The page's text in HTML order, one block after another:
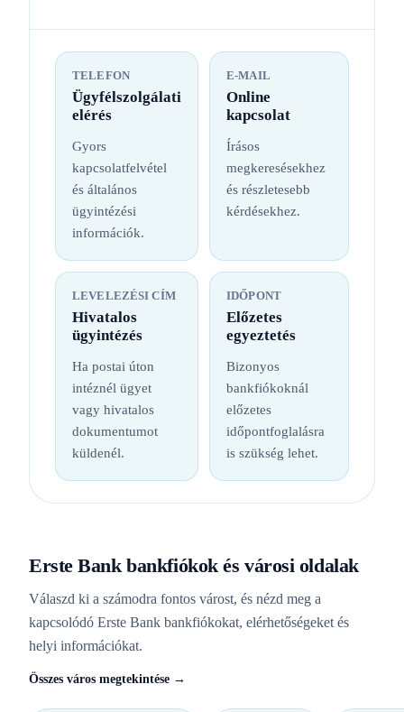
TELEFON
Ügyfélszolgálati
elérés
Gyors
kapcsolatfelvétel
és általános
ügyintézési
információk.
E-MAIL
Online
kapcsolat
Írásos
megkeresésekhez
és részletesebb
kérdésekhez.
LEVELEZÉSI CÍM
Hivatalos
ügyintézés
Ha postai úton
intéznél ügyet
vagy hivatalos
dokumentumot
küldenél.
IDŐPONT
Előzetes
egyeztetés
Bizonyos
bankfiókoknál
előzetes
időpontfoglalásra
is szükség lehet.
Erste Bank bankfiókok és városi oldalak
Válaszd ki a számodra fontos várost, és nézd meg a
kapcsolódó Erste Bank bankfiókokat, elérhetőségeket és
helyi információkat.
Összes város megtekintése →